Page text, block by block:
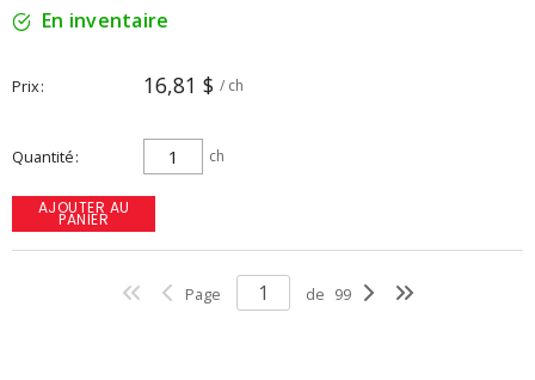
En inventaire
Prix 16,81 $ / ch
Quantité ch
AJOUTER AU
PANIER
Page de 99